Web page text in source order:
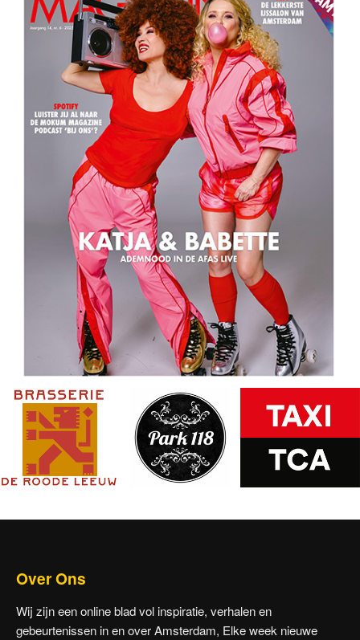
Over Ons
Wij zijn een online blad vol inspiratie, verhalen en
gebeurtenissen in en over Amsterdam, Elke week nieuwe